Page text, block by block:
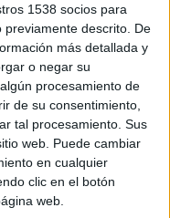
1538 socios para
descrito. De
más detallada y
o negar su
procesamiento de
de su consentimiento,
tal procesamiento. Sus
web. Puede cambiar
en cualquier
clic en el botón
web.
Nacho Capelo
Jose Maza
Silvia Vera, Nacho
Catalina